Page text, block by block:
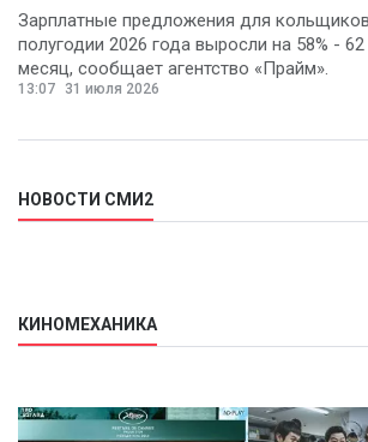
Зарплатные предложения для
полугодии 2026 года выросли на 58% -
месяц, сообщает агентство «Прайм».
13:07 31 июля 2026
НОВОСТИ СМИ2
КИНОМЕХАНИКА